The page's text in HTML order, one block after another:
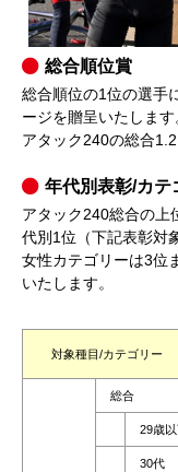
総合順位賞
総合順位の1位の選手
ージを贈呈いたします
アタック240の総合
年代別表彰/カテ
アタック240総合の上
代別1位（下記表彰対
女性カテゴリーは3位
いたします。
対象種目/カテゴリー
総合
29歳以
30代